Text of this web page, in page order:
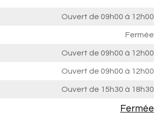
Ouvert de 09h00 à 12h00
Fermée
Ouvert de 09h00 à 12h00
Ouvert de 09h00 à 12h00
Ouvert de 15h30 à 18h30
Fermée